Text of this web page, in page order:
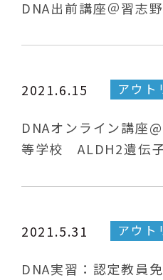
DNA出前講座＠習志
2021.6.15 アウト
DNAオンライン講座
等学校 ALDH2遺伝
2021.5.31 アウト
DNA実習：認定教員